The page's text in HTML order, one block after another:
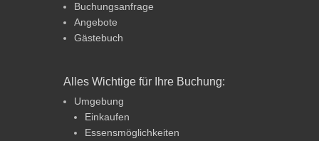
Buchungsanfrage
Angebote
Gästebuch
Alles Wichtige für Ihre Buchung:
Umgebung
Einkaufen
Essensmöglichkeiten